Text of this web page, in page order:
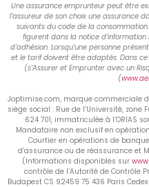
Une assurance emprunteur peut être
l’assureur de son choix une assurance
suivants du code de la
figurent dans la notice
d’adhésion. Lorsqu’une personne
et le tarif doivent être adaptés. Dans ce
(s’Assurer et Emprunter avec un
(
Joptimise.com, marque commerciale
siège social : Rue de l’Université, zone
624 701, immatriculée à l’ORIAS
Mandataire non exclusif en
Courtier en opérations de
d’assurance ou de réassurance et
(Informations disponibles sur
contrôle de l’Autorité de Contrôle
Budapest CS 92459 75 436 Paris